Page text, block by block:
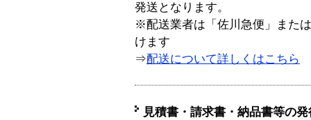
発送となります。
※配送業者は「佐川急便」また
けます
⇒配送について詳しくはこちら
見積書・請求書・納品書等の